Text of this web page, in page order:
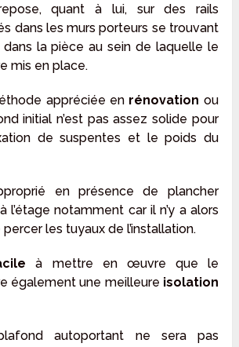
quant à lui, sur des rails
dans les murs porteurs se trouvant
la pièce au sein de laquelle le
mis en place.
appréciée en rénovation ou
initial n’est pas assez solide pour
de suspentes et le poids du
en présence de plancher
l’étage notamment car il n’y a alors
les tuyaux de l’installation.
à mettre en œuvre que le
également une meilleure isolation
autoportant ne sera pas